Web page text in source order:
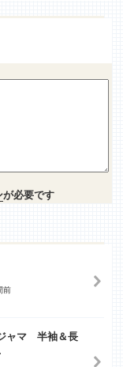
が必要です
前
ャマ 半袖＆長